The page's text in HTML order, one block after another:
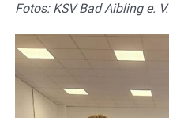
Fotos: KSV Bad Aibling e. V.